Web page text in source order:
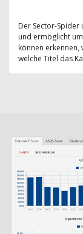
Der Sector-Spider
und ermöglicht
können erkennen,
welche Titel das